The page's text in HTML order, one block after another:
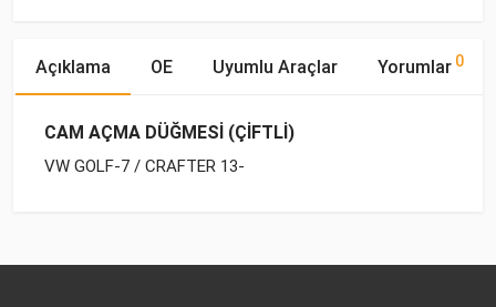
Açıklama OE Uyumlu Araçlar Yorumlar 0
CAM AÇMA DÜĞMESİ (ÇİFTLİ)
VW GOLF-7 / CRAFTER 13-
VW